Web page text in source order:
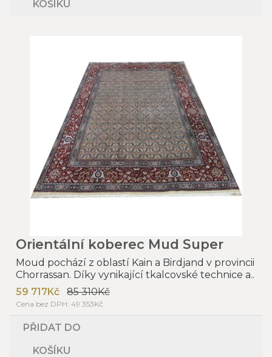
KOŠÍKU
Orientální koberec Mud Super
Moud pochází z oblastí Kain a Birdjand v provincii
Chorrassan. Díky vynikající tkalcovské technice a..
59 717Kč
85 310Kč
Cena bez DPH: 49 353Kč
PŘIDAT DO
KOŠÍKU